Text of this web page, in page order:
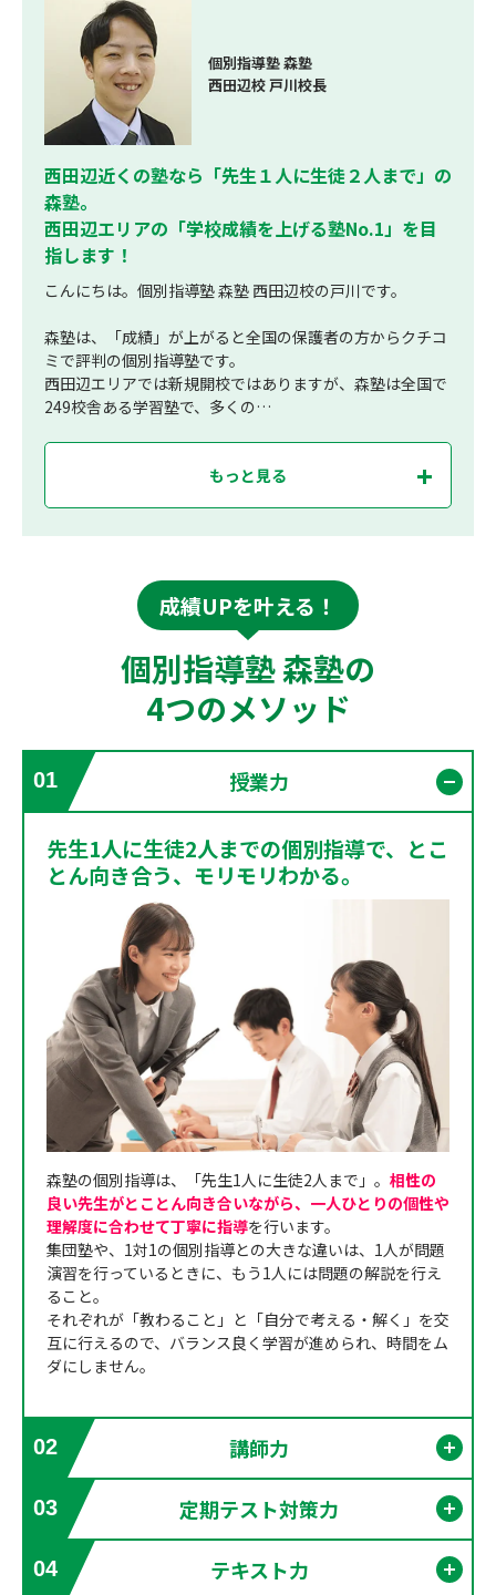
個別指導塾 森塾
西田辺校 戸川校長
西田辺近くの塾なら「先生１人に生徒２人まで」の
森塾。
西田辺エリアの「学校成績を上げる塾No.1」を目
指します！
こんにちは。個別指導塾 森塾 西田辺校の戸川です。
森塾は、「成績」が上がると全国の保護者の方からクチコ
ミで評判の個別指導塾です。
西田辺エリアでは新規開校ではありますが、森塾は全国で
249校舎ある学習塾で、多くの…
もっと見る
成績UPを叶える！
個別指導塾 森塾の
4つのメソッド
01 授業力
先生1人に生徒2人までの個別指導で、とこ
とん向き合う、モリモリわかる。
森塾の個別指導は、「先生1人に生徒2人まで」。 相性の
良い先生がとことん向き合いながら、一人ひとりの個性や
理解度に合わせて丁寧に指導を行います。
集団塾や、1対1の個別指導との大きな違いは、1人が問題
演習を行っているときに、もう1人には問題の解説を行え
ること。
それぞれが「教わること」と「自分で考える・解く」を交
互に行えるので、バランス良く学習が進められ、時間をム
ダにしません。
02 講師力
03 定期テスト対策力
04 テキスト力